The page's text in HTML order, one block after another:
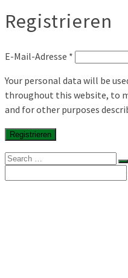
Registrieren
E-Mail-Adresse *
Your personal data will be
throughout this website, to
and for other purposes
Registrieren
Search